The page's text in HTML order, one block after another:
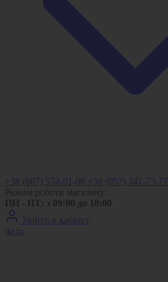
+38 (067) 574-01-08 +38 (057) 341-73-77
Режим роботи магазину:
ПН - ПТ: з 09:00 до 18:00
Увійти в кабінет
ua
ru